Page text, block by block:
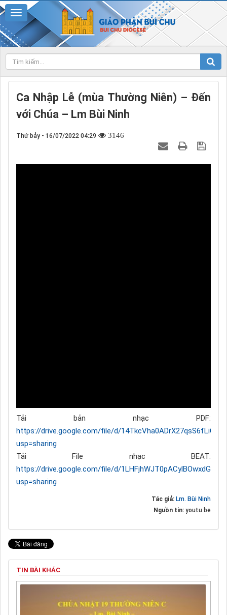
Ca Nhập Lễ (mùa Thường Niên) – Đến
với Chúa – Lm Bùi Ninh
Thứ bảy - 16/07/2022 04:29 3146
Tải bản nhạc PDF:
https://drive.google.com/file/d/
usp=sharing
Tải File nhạc BEAT:
https://drive.google.com/file/d/
usp=sharing
Tác giả: Lm. Bùi Ninh
Nguồn tin: youtu.be
TIN BÀI KHÁC